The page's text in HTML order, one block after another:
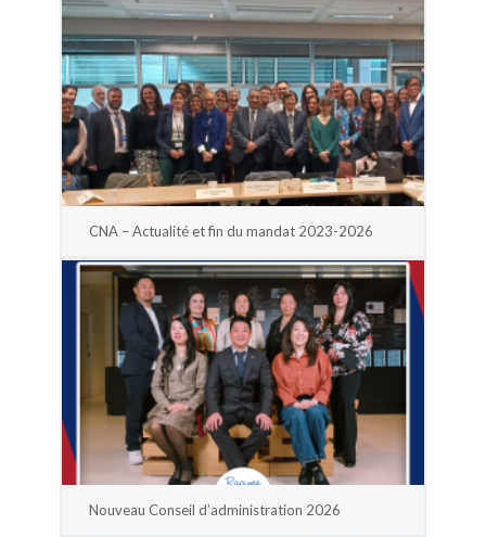
CNA – Actualité et fin du mandat 2023-2026
Nouveau Conseil d’administration 2026